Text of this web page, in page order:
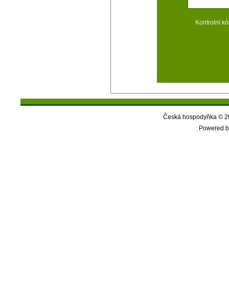
Kontrolní
Česká hospodyňka ©
Powered